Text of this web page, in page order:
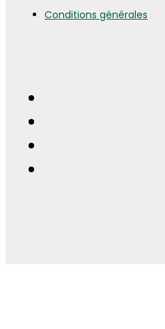
Conditions générales